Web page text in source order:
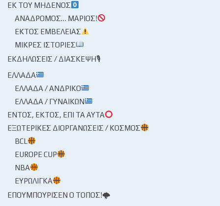
ΕΚ ΤΟΥ ΜΗΔΕΝΌΣ
ΑΝΆΔΡΟΜΟΣ… ΜΆΡΙΟΣ!
ΕΚΤΌΣ ΕΜΒΈΛΕΙΑΣ
ΜΙΚΡΈΣ ΙΣΤΟΡΊΕΣ
ΕΚΔΗΛΏΣΕΙΣ / ΔΙΆΣΚΕΨΗ🎙
ΕΛΛΆΔΑ
ΕΛΛΆΔΑ / ΑΝΔΡΙΚΌ
ΕΛΛΆΔΑ / ΓΥΝΑΙΚΏΝ
ΕΝΤΌΣ, ΕΚΤΌΣ, ΕΠΊ ΤΑ ΑΥΤΆ
ΕΞΩΤΕΡΙΚΈΣ ΔΙΟΡΓΑΝΏΣΕΙΣ / ΚΌΣΜΟΣ
BCL
EUROPE CUP
NBA
ΕΥΡΩΛΊΓΚΑ
ΕΠΟΥΜΠΟΎΡΙΣΕΝ Ο ΤΌΠΟΣ!🌩